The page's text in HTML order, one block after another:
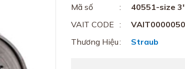
Mã số
40551-size
VAIT CODE
Thương Hiệu
Straub